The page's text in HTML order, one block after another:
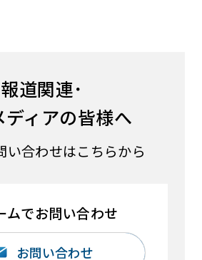
報道関連･
ディアの皆様へ
い合わせはこちらから
ムでお問い合わせ
お問い合わせ